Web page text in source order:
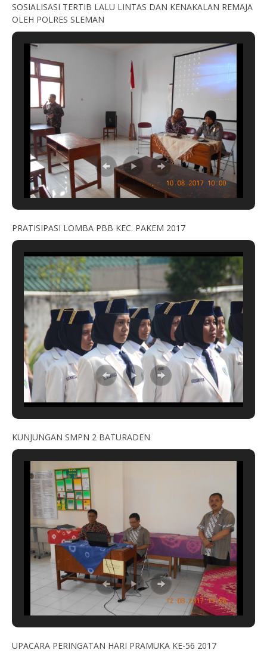
SOSIALISASI TERTIB LALU LINTAS DAN KENAKALAN REMAJA
OLEH POLRES SLEMAN
PRATISIPASI LOMBA PBB KEC. PAKEM 2017
KUNJUNGAN SMPN 2 BATURADEN
UPACARA PERINGATAN HARI PRAMUKA KE-56 2017